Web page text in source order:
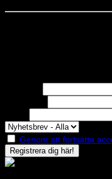
Genom att fortsätta